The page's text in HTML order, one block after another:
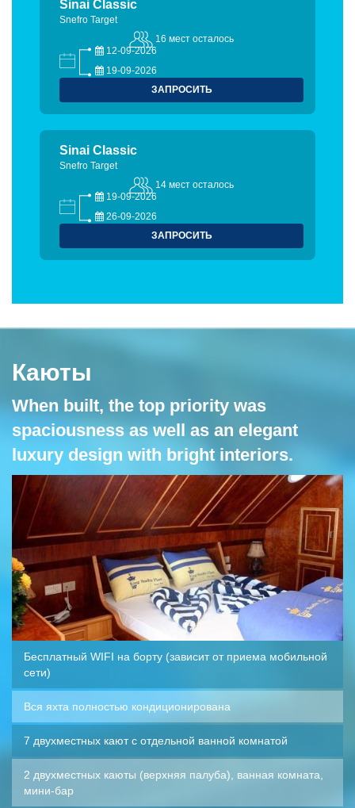
Sinai Classic
Snefro Target
16 мест осталось
12-09-2026
19-09-2026
ЗАПРОСИТЬ
Sinai Classic
Snefro Target
14 мест осталось
19-09-2026
26-09-2026
ЗАПРОСИТЬ
Каюты
When built, the top priority was
spaciousness as well as an elegant
luxury design with bright interiors.
Бесплатный WIFI на борту (зависит от приема мобильной
сети)
Вся яхта полностью кондиционирована
7 двухместных кают с отдельной ванной комнатой
2 двухместных каюты (верхняя палуба), ванная комната,
мини-бар